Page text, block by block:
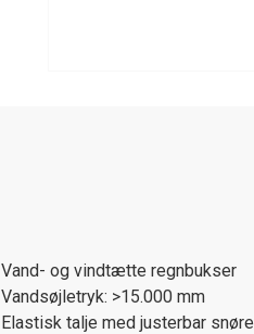
Vand- og vindtætte regnbukser
Vandsøjletryk: >15.000 mm
Elastisk talje med justerbar snøre